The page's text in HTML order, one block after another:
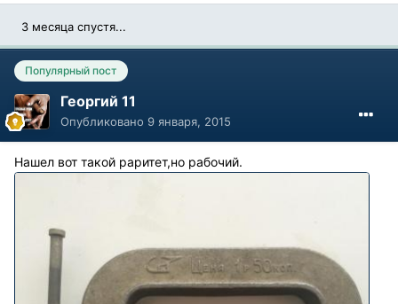
3 месяца спустя...
Популярный пост
Георгий 11
Опубликовано 9 января, 2015
Нашел вот такой раритет,но рабочий.